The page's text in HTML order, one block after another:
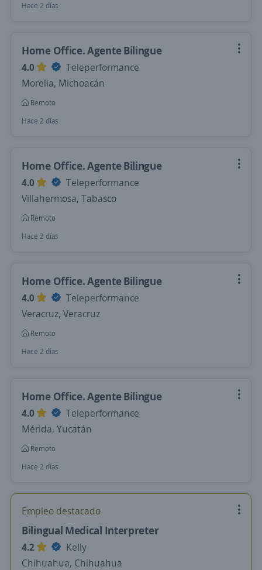
Hace 2 días
Home Office. Agente Bilingue
4.0
Teleperformance
Morelia, Michoacán
Remoto
Hace 2 días
Home Office. Agente Bilingue
4.0
Teleperformance
Villahermosa, Tabasco
Remoto
Hace 2 días
Home Office. Agente Bilingue
4.0
Teleperformance
Veracruz, Veracruz
Remoto
Hace 2 días
Home Office. Agente Bilingue
4.0
Teleperformance
Mérida, Yucatán
Remoto
Hace 2 días
Empleo destacado
Bilingual Medical Interpreter
4.2
Kelly
Chihuahua, Chihuahua